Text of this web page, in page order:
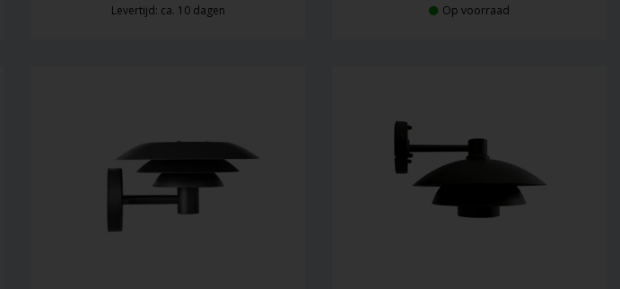
Levertijd: ca. 10 dagen Op voorraad